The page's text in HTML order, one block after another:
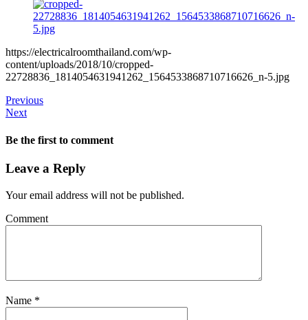
https://electricalroomthailand.com/wp-
content/uploads/2018/10/cropped-
22728836_1814054631941262_1564533868710716626_n-5.jpg
Previous
Next
Be the first to comment
Leave a Reply
Your email address will not be published.
Comment
Name *